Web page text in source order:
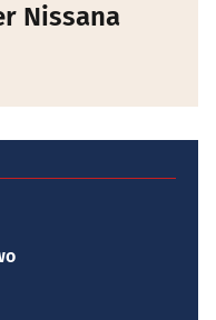
Nissana